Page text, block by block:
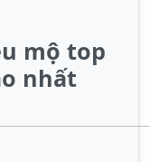
mộ top
nhất